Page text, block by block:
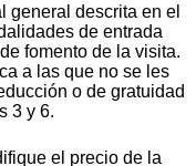
general descrita en el
de entrada
fomento de la visita.
a las que no se les
o de gratuidad
3 y 6.
el precio de la